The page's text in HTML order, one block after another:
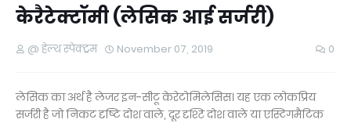
केरैटेक्टॉमी (लेसिक आई सर्जरी)
@ हेल्थ स्पेक्ट्रम November 07, 2019 0
लेसिक का अर्थ है लेजर इन-सीटू केरेटोमिलेसिस। यह एक लोकप्रिय
सर्जरी है जो निकट दृष्टि दोश वाले, दूर दृश्टि दोश वाले या एस्टिगमैटिक